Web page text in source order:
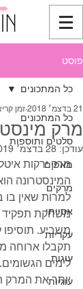
פוסט
כל המתכונים
סלטים ותוספות
מאפים
מרקים
אסייתי
עקריות
עוגות
עוגיות
כל המתכונים
מרק
21 בדצמ׳ 2018 זמן קריאה 2
עודכן: 28 בדצמ׳ 2019
מרק ירקות
המינסטרונה
למרות שאין בו
משחקת תפקיד
משביע.
תקבלו ארוחה
לימים
יותר את המרק